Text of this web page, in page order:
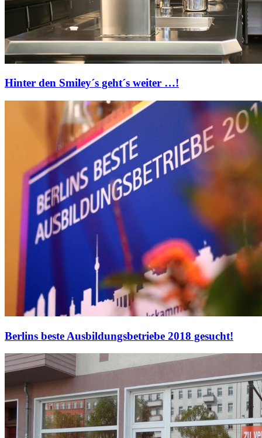
Hinter den Smiley´s geht´s weiter …!
Berlins beste Ausbildungsbetriebe 2018 gesucht!